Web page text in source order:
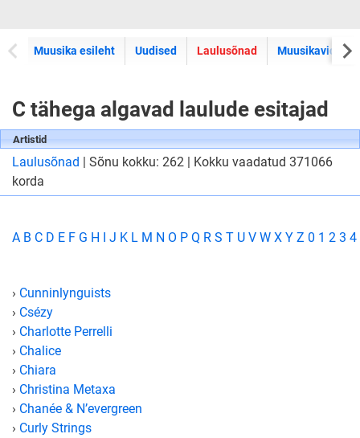
Muusika esileht Uudised Laulusõnad Muusikavideod
C tähega algavad laulude esitajad
Artistid
Laulusõnad | Sõnu kokku: 262 | Kokku vaadatud 371066
korda
A B C D E F G H I J K L M N O P Q R S T U V W X Y Z 0 1 2 3 4
› Cunninlynguists
› Csézy
› Charlotte Perrelli
› Chalice
› Chiara
› Christina Metaxa
› Chanée & N’evergreen
› Curly Strings